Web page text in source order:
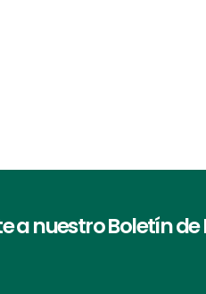
a nuestro Boletín